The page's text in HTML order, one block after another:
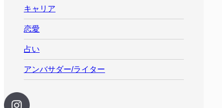
キャリア
恋愛
占い
アンバサダー/ライター